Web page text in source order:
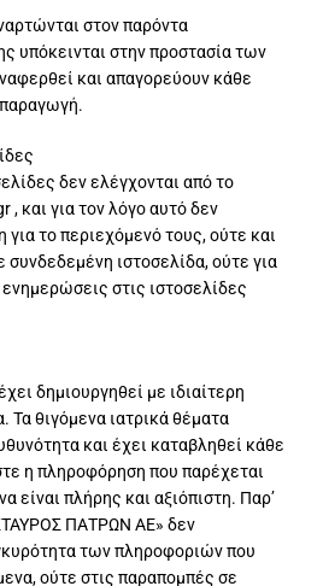
στον παρόντα
υπόκεινται στην προστασία των
και απαγορεύουν κάθε
δεν ελέγχονται από το
και για τον λόγο αυτό δεν
για το περιεχόμενό τους, ούτε και
συνδεδεμένη ιστοσελίδα, ούτε για
στις ιστοσελίδες
δημιουργηθεί με ιδιαίτερη
Τα θιγόμενα ιατρικά θέματα
και έχει καταβληθεί κάθε
η πληροφόρηση που παρέχεται
είναι πλήρης και αξιόπιστη. Παρ’
ΠΑΤΡΩΝ ΑΕ» δεν
των πληροφοριών που
ούτε στις παραπομπές σε